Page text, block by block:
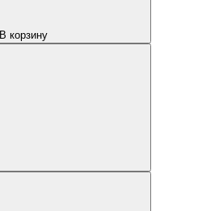
В корзину